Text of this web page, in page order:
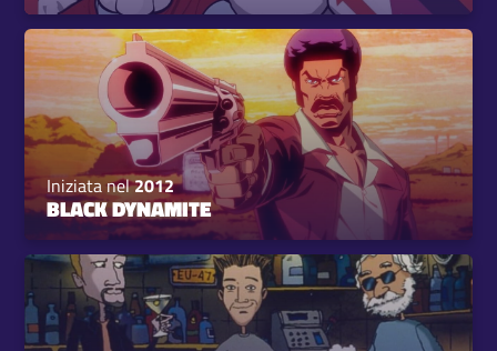
Iniziata nel2012
BLACK DYNAMITE